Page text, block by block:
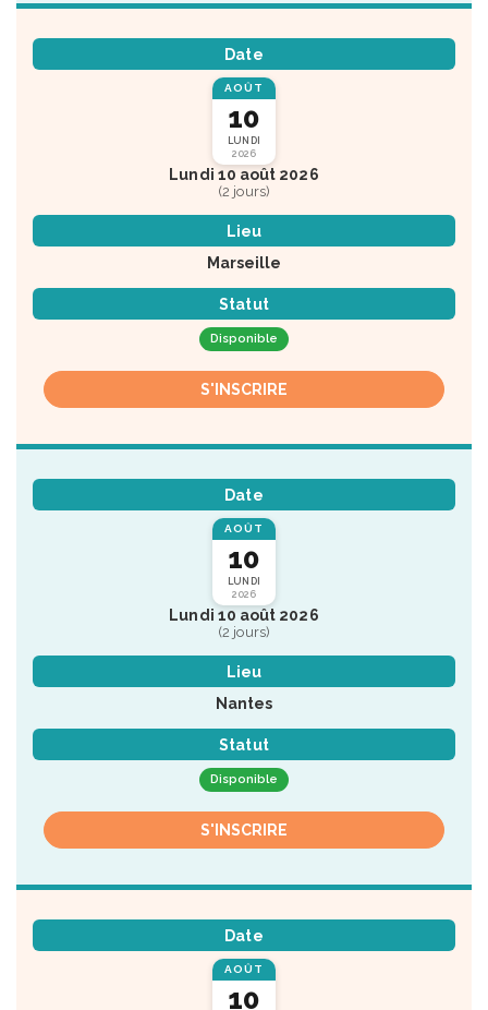
Date
AOÛT
10
LUNDI
2026
Lundi 10 août 2026
(2 jours)
Lieu
Marseille
Statut
Disponible
S'INSCRIRE
Date
AOÛT
10
LUNDI
2026
Lundi 10 août 2026
(2 jours)
Lieu
Nantes
Statut
Disponible
S'INSCRIRE
Date
AOÛT
10